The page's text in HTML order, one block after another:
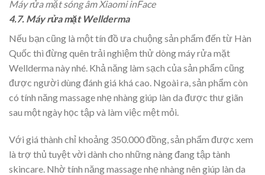
Máy rửa mặt sóng âm Xiaomi inFace
4.7. Máy rửa mặt Wellderma
Nếu bạn cũng là một tín đồ ưa chuộng sản phẩm đến từ Hàn
Quốc thì đừng quên trải nghiệm thử dòng máy rửa mặt
Wellderma này nhé. Khả năng làm sạch của sản phẩm cũng
được người dùng đánh giá khá cao. Ngoài ra, sản phẩm còn
có tính năng massage nhẹ nhàng giúp làn da được thư giãn
sau một ngày học tập và làm việc mệt mỏi.
Với giá thành chỉ khoảng 350.000 đồng, sản phẩm được xem
là trợ thủ tuyệt vời dành cho những nàng đang tập tành
skincare. Nhờ tính năng massage nhẹ nhàng nên giúp làn da